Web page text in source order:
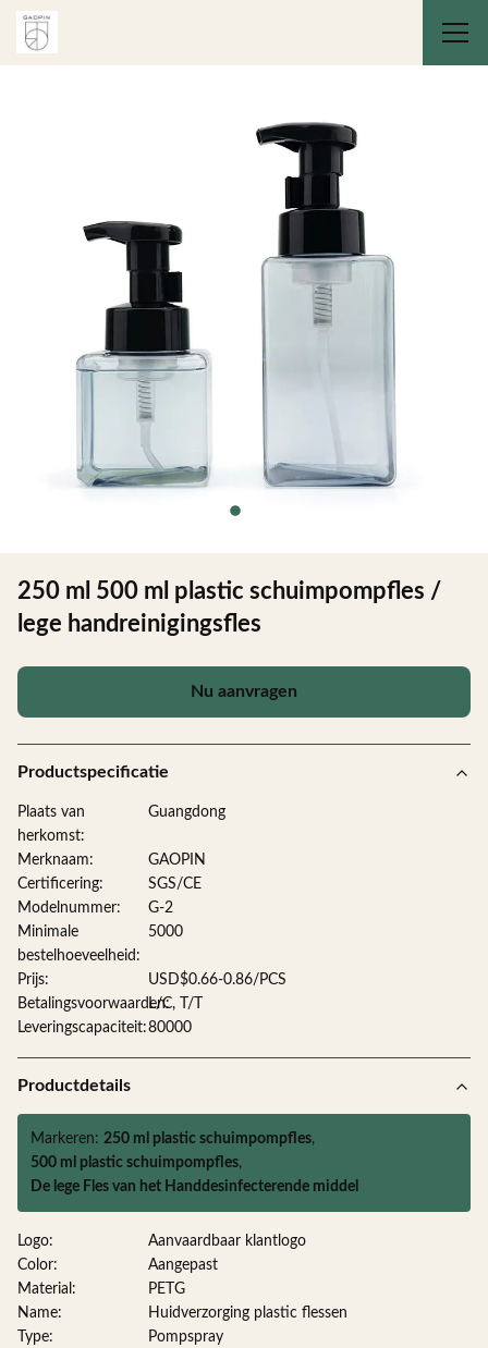
250 ml 500 ml plastic schuimpompfles /
lege handreinigingsfles
Nu aanvragen
Productspecificatie
Plaats van
herkomst:
Guangdong
Merknaam:
GAOPIN
Certificering:
SGS/CE
Modelnummer:
G-2
Minimale
bestelhoeveelheid:
5000
Prijs:
USD$0.66-0.86/PCS
Betalingsvoorwaarden:L/C, T/T
Leveringscapaciteit:80000
Productdetails
Markeren: 250 ml plastic schuimpompfles,
500 ml plastic schuimpompfles,
De lege Fles van het Handdesinfecterende middel
Logo:
Aanvaardbaar klantlogo
Color:
Aangepast
Material:
PETG
Name:
Huidverzorging plastic flessen
Type:
Pompspray